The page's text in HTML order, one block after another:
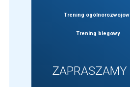
Trening
Trening biegowy
ZAPRASZAMY